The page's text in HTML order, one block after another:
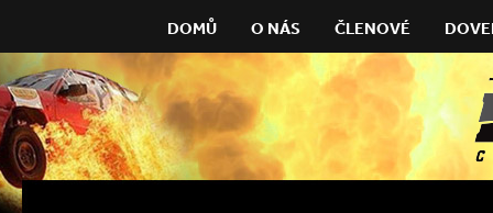
DOMŮ O NÁS ČLENOVÉ